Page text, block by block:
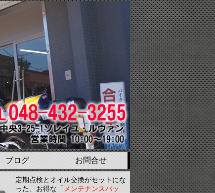
ブログ お問合せ
定期点検とオイル交換がセットにな
った、お得な「 メンテナンスパッ